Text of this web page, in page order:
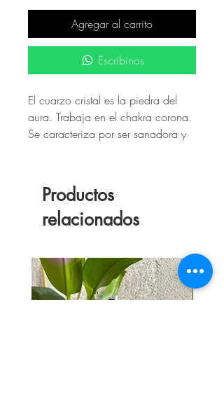
Agregar al carrito
Escribinos
El cuarzo cristal es la piedra del
aura. Trabaja en el chakra corona.
Se caracteriza por ser sanadora y
Es muy utilizada para meditar y
armonizar los chakras del cuerpo.
Además, favorece la concentración
Se considera uno de los cuarzos
más potentes.
Productos
relacionados